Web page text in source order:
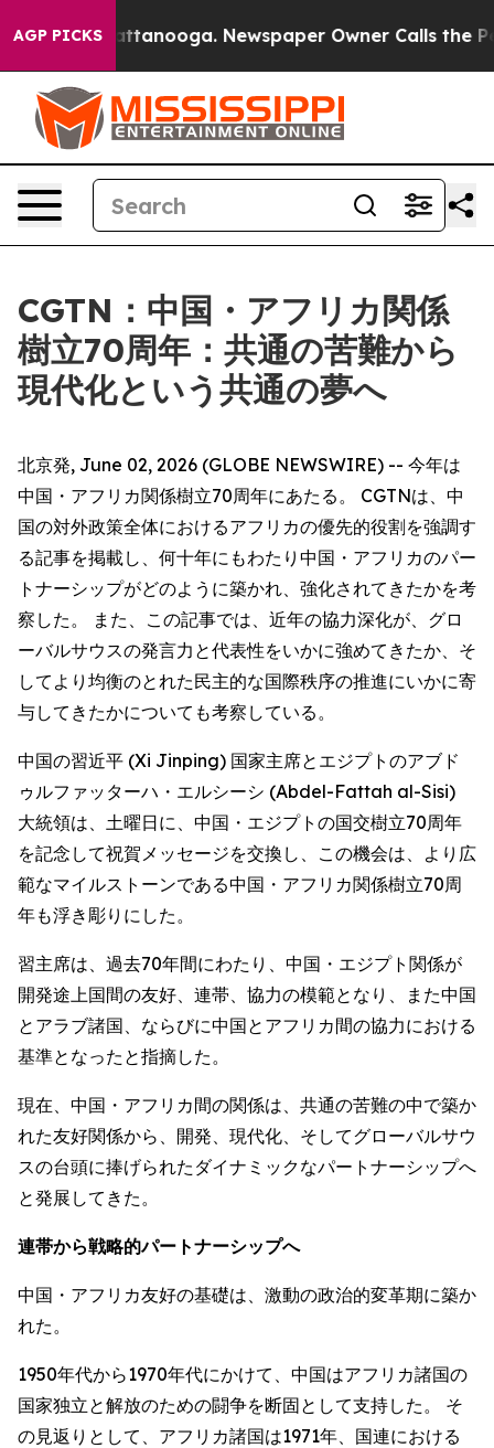
AGP PICKS
in Chattanooga. Newspaper Owner Calls the
CGTN：中国・アフリカ関係
樹立70周年：共通の苦難から
現代化という共通の夢へ
北京発, June 02, 2026 (GLOBE NEWSWIRE) -- 今年は
中国・アフリカ関係樹立70周年にあたる。 CGTNは、中
国の対外政策全体におけるアフリカの優先的役割を強調す
る記事を掲載し、何十年にもわたり中国・アフリカのパー
トナーシップがどのように築かれ、強化されてきたかを考
察した。 また、この記事では、近年の協力深化が、グロ
ーバルサウスの発言力と代表性をいかに強めてきたか、そ
してより均衡のとれた民主的な国際秩序の推進にいかに寄
与してきたかについても考察している。
中国の習近平 (Xi Jinping) 国家主席とエジプトのアブド
ゥルファッターハ・エルシーシ (Abdel-Fattah al-Sisi)
大統領は、土曜日に、中国・エジプトの国交樹立70周年
を記念して祝賀メッセージを交換し、この機会は、より広
範なマイルストーンである中国・アフリカ関係樹立70周
年も浮き彫りにした。
習主席は、過去70年間にわたり、中国・エジプト関係が
開発途上国間の友好、連帯、協力の模範となり、また中国
とアラブ諸国、ならびに中国とアフリカ間の協力における
基準となったと指摘した。
現在、中国・アフリカ間の関係は、共通の苦難の中で築か
れた友好関係から、開発、現代化、そしてグローバルサウ
スの台頭に捧げられたダイナミックなパートナーシップへ
と発展してきた。
連帯から戦略的パートナーシップへ
中国・アフリカ友好の基礎は、激動の政治的変革期に築か
れた。
1950年代から1970年代にかけて、中国はアフリカ諸国の
国家独立と解放のための闘争を断固として支持した。 そ
の見返りとして、アフリカ諸国は1971年、国連における